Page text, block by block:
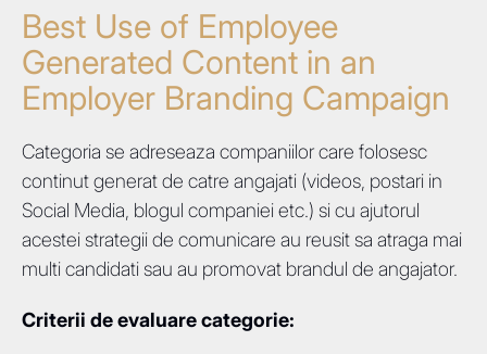
Best Use of Employee
Generated Content in an
Employer Branding Campaign
Categoria se adreseaza companiilor care folosesc
continut generat de catre angajati (videos, postari in
Social Media, blogul companiei etc.) si cu ajutorul
acestei strategii de comunicare au reusit sa atraga mai
multi candidati sau au promovat brandul de angajator.
Criterii de evaluare categorie: